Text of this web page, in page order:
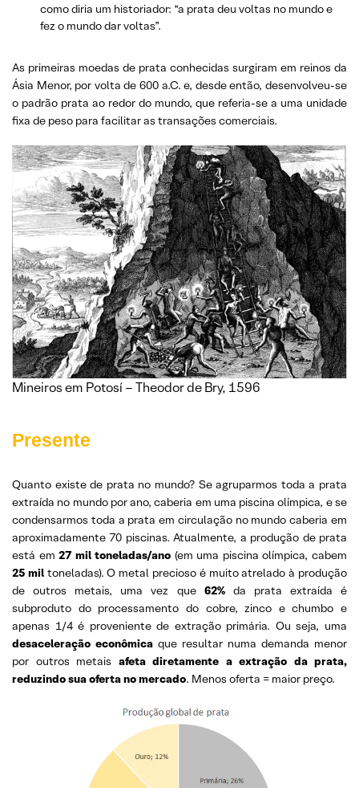
como diria um historiador: “a prata deu voltas no mundo e
fez o mundo dar voltas”.
As primeiras moedas de prata conhecidas surgiram em reinos da
Ásia Menor, por volta de 600 a.C. e, desde então, desenvolveu-se
o padrão prata ao redor do mundo, que referia-se a uma unidade
fixa de peso para facilitar as transações comerciais.
Mineiros em Potosí – Theodor de Bry, 1596
Presente
Quanto existe de prata no mundo? Se agruparmos toda a prata
extraída no mundo por ano, caberia em uma piscina olímpica, e se
condensarmos toda a prata em circulação no mundo caberia em
aproximadamente 70 piscinas. Atualmente, a produção de prata
está em27 mil toneladas/ano (em uma piscina olímpica, cabem
25 mil toneladas). O metal precioso é muito atrelado à produção
de outros metais, uma vez que 62%da prata extraída é
subproduto do processamento do cobre, zinco e chumbo e
apenas 1/4 é proveniente de extração primária. Ou seja, uma
desaceleração econômica que resultar numa demanda menor
por outros metais afeta diretamente a extração da prata,
reduzindo sua oferta no mercado. Menos oferta = maior preço.